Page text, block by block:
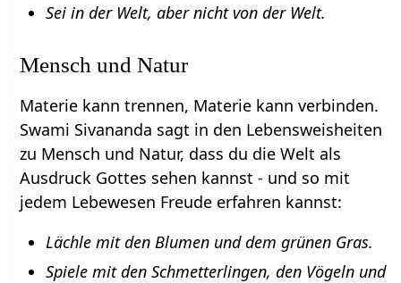
Sei in der Welt, aber nicht von der Welt.
Mensch und Natur
Materie kann trennen, Materie kann verbinden.
Swami Sivananda sagt in den Lebensweisheiten
zu Mensch und Natur, dass du die Welt als
Ausdruck Gottes sehen kannst - und so mit
jedem Lebewesen Freude erfahren kannst:
Lächle mit den Blumen und dem grünen Gras.
Spiele mit den Schmetterlingen, den Vögeln und